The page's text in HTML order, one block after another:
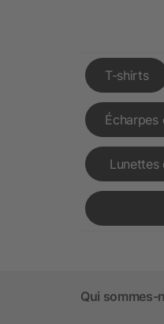
T-shirts
Écharpes
Lunettes
Qui sommes-